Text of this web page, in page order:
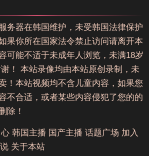
务器在韩国维护，未受韩国法律保护
果你所在国家法令禁止访问请离开本
可能不适于未成年人浏览，未满18岁
！ 本站录像均由本站原创录制，未
！本站视频均不含儿童内容，如果您
不合适，或者某些内容侵犯了您的的
除！
韩国主播 国产主播 话题广场 加入
关于本站